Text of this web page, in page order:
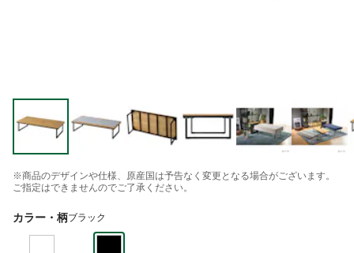
※商品のデザインや仕様、原産国は予告なく変更となる場合がございます。
ご指定はできませんのでご了承ください。
カラー・柄ブラック